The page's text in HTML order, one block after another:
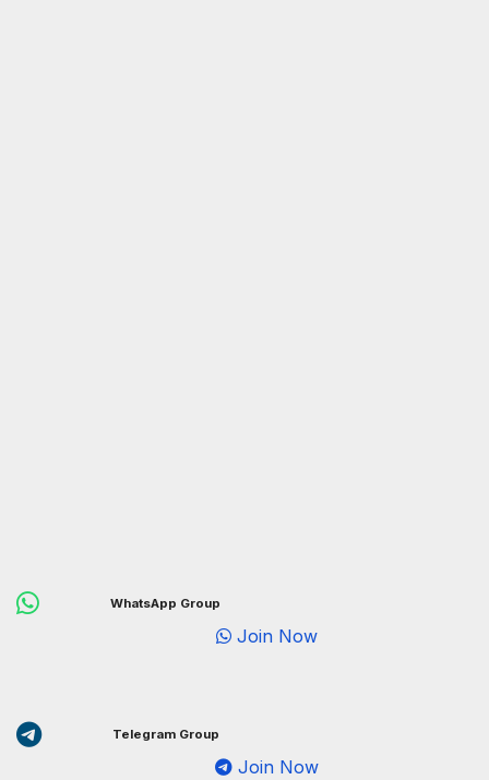
WhatsApp Group
Join Now
Telegram Group
Join Now